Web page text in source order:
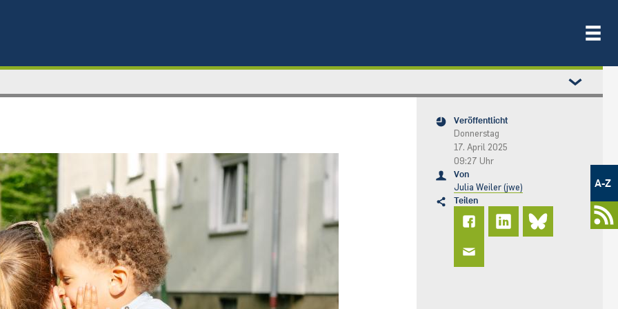
Metamenü
A-Z
Veröffentlicht
Donnerstag
17. April 2025
09:27 Uhr
Von
Julia Weiler (jwe)
Teilen